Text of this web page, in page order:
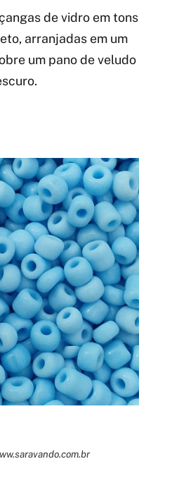
de vidro em tons
arranjadas em um
um pano de veludo